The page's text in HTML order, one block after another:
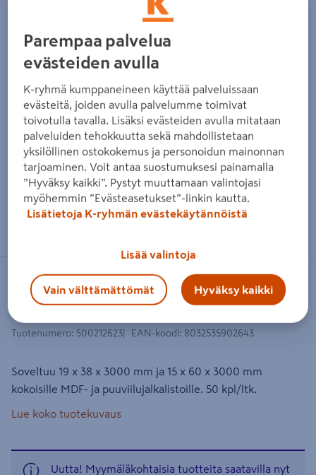
Zoomaa kuvaa sormilla kosketusnäytöllä
Listakiinnike Clipstar ltk (50 kpl)
CELLO
Tuotenumero: 500212623 EAN-koodi: 8032535902643
Soveltuu 19 x 38 x 3000 mm ja 15 x 60 x 3000 mm
kokoisille MDF- ja puuviilujalkalistoille. 50 kpl/ltk.
Lue koko tuotekuvaus
Uutta! Myymäläkohtaisia tuotteita saatavilla nyt
Parempaa palvelua
evästeiden avulla
K-ryhmä kumppaneineen käyttää palveluissaan
evästeitä, joiden avulla palvelumme toimivat
toivotulla tavalla. Lisäksi evästeiden avulla mitataan
palveluiden tehokkuutta sekä mahdollistetaan
yksilöllinen ostokokemus ja personoidun mainonnan
tarjoaminen. Voit antaa suostumuksesi painamalla
”Hyväksy kaikki”. Pystyt muuttamaan valintojasi
myöhemmin ”Evästeasetukset”-linkin kautta.
Lisätietoja K-ryhmän evästekäytännöistä
Lisää valintoja
Vain välttämättömät Hyväksy kaikki